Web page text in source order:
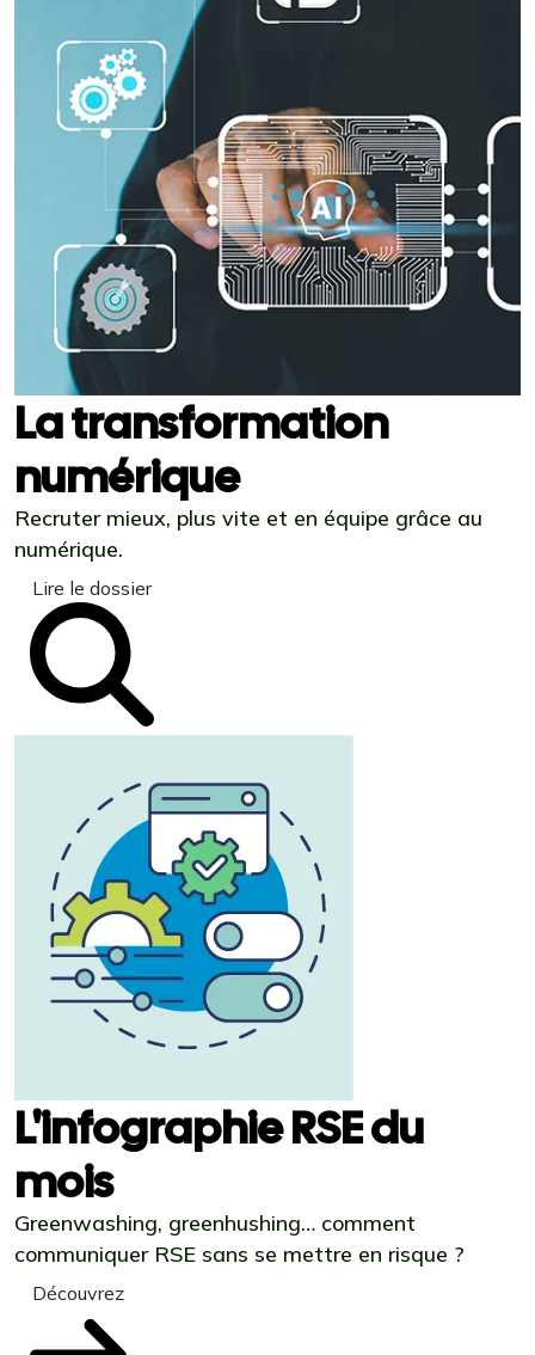
La transformation
numérique
Recruter mieux, plus vite et en équipe grâce au
numérique.
Lire le dossier
L'infographie RSE du
mois
Greenwashing, greenhushing… comment
communiquer RSE sans se mettre en risque ?
Découvrez